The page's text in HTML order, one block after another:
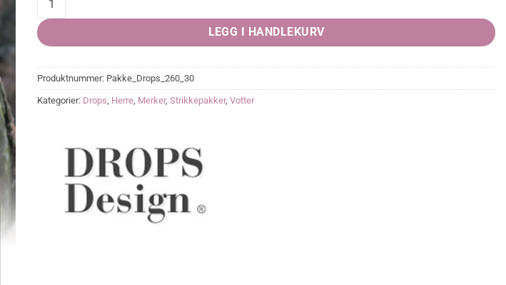
LEGG I HANDLEKURV
Produktnummer: Pakke_Drops_260_30
Kategorier: Drops Herre Merker, Strikkepakker, Votter